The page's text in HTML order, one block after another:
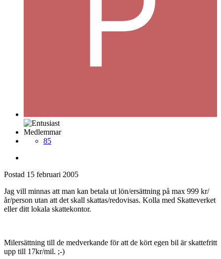
Medlemmar
85
Postad 15 februari 2005
Jag vill minnas att man kan betala ut lön/ersättning på max 999 kr/
år/person utan att det skall skattas/redovisas. Kolla med Skatteverket
eller ditt lokala skattekontor.
Milersättning till de medverkande för att de kört egen bil är skattefritt
upp till 17kr/mil. ;-)